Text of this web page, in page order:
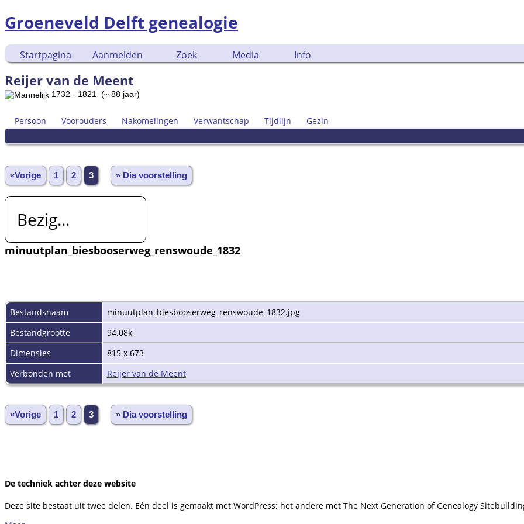
Groeneveld Delft genealogie
Startpagina Aanmelden Zoek Media Info
Reijer van de Meent
1732 - 1821 (~ 88 jaar)
Persoon Voorouders Nakomelingen Verwantschap Tijdlijn Gezin
«Vorige 1 2 3 » Dia voorstelling
Bezig...
minuutplan_biesbooserweg_renswoude_1832
Bestandsnaam
minuutplan_biesbooserweg_renswoude_1832.jpg
Bestandgrootte
94.08k
Dimensies
815 x 673
Verbonden met
Reijer van de Meent
«Vorige 1 2 3 » Dia voorstelling
De techniek achter deze website
Deze site bestaat uit twee delen. Eén deel is gemaakt met WordPress; het andere met The Next Generation of Genealogy